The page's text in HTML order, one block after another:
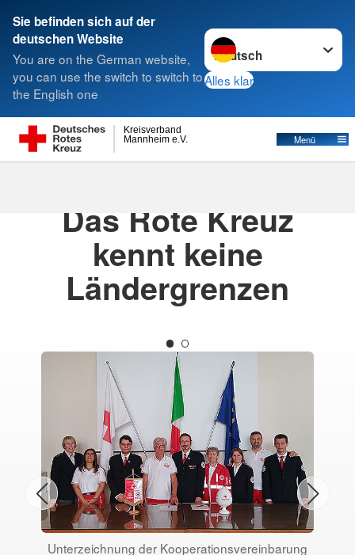
Sie befinden sich auf der
deutschen Website
You are on the German website,
you can use the switch to switch to
the English one
Sprache wechseln zu
Alles klar
Mannheim e.V.
Kreisverband
Menü
Suche
Das Rote Kreuz
kennt keine
Ländergrenzen
Unterzeichnung der Kooperationsvereinbarung